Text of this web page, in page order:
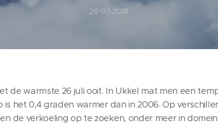
26-07-2018
de warmste 26 juli ooit. In Ukkel mat men een
is het 0,4 graden warmer dan in 2006. Op
de verkoeling op te zoeken, onder meer in